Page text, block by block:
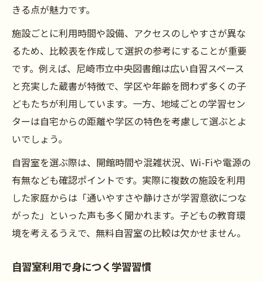
きる点が魅力です。
施設ごとに利用時間や設備、アクセスのしやすさが異な
るため、比較表を作成して選択の参考にすることが重要
です。例えば、尼崎市立中央図書館は広い自習スペース
と充実した蔵書が特徴で、学区や年齢を問わず多くの子
どもたちが利用しています。一方、地域ごとの学習セン
ターは自宅からの距離や学区の特色を考慮して選ぶとよ
いでしょう。
自習室を選ぶ際は、開館時間や混雑状況、Wi-Fiや電源の
有無なども確認ポイントです。実際に複数の施設を利用
した家庭からは「通いやすさや静けさが学習意欲につな
がった」といった声も多く聞かれます。子どもの教育環
境を考えるうえで、無料自習室の比較は欠かせません。
自習室利用で身につく学習習慣